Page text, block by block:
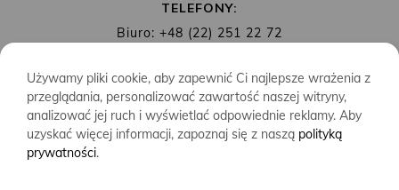
TELEFONY:
Biuro: +48 (22) 251 22 72
MAIL: biuro@wydawnictwoalbatros.com
Używamy pliki cookie, aby zapewnić Ci najlepsze wrażenia z
przeglądania, personalizować zawartość naszej witryny,
analizować jej ruch i wyświetlać odpowiednie reklamy. Aby
uzyskać więcej informacji, zapoznaj się z naszą polityką
prywatności.